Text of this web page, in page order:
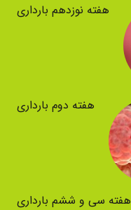
هفته نوزدهم بارداری
هفته دوم بارداری
هفته سی و ششم بارداری